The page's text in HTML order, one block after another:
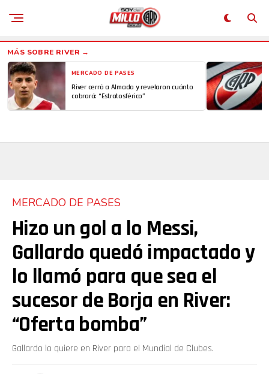
MERCADO DE PASES
River cerró a Almada y revelaron cuánto
cobrará: “Estratosférico”
MERCADO DE PASES
Hizo un gol a lo Messi,
Gallardo quedó impactado y
lo llamó para que sea el
sucesor de Borja en River:
“Oferta bomba”
Gallardo lo quiere en River para el Mundial de Clubes.